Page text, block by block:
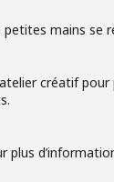
petites mains se
créatif
plus